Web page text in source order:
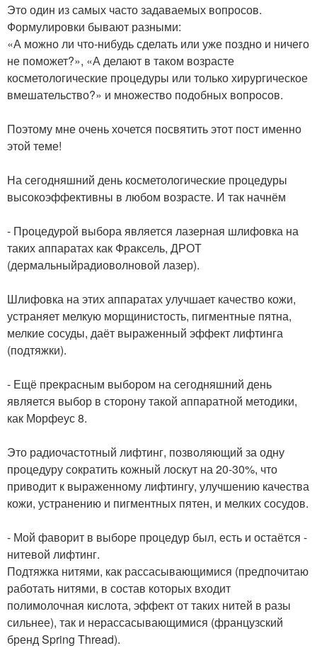
Это один из самых часто задаваемых вопросов.
Формулировки бывают разными:
«А можно ли что-нибудь сделать или уже поздно и ничего
не поможет?», «А делают в таком возрасте
косметологические процедуры или только хирургическое
вмешательство?» и множество подобных вопросов.
Поэтому мне очень хочется посвятить этот пост именно
этой теме!
На сегодняшний день косметологические процедуры
высокоэффективны в любом возрасте. И так начнём
- Процедурой выбора является лазерная шлифовка на
таких аппаратах как Фраксель, ДРОТ
(дермальныйрадиоволновой лазер).
Шлифовка на этих аппаратах улучшает качество кожи,
устраняет мелкую морщинистость, пигментные пятна,
мелкие сосуды, даёт выраженный эффект лифтинга
(подтяжки).
- Ещё прекрасным выбором на сегодняшний день
является выбор в сторону такой аппаратной методики,
как Морфеус 8.
Это радиочастотный лифтинг, позволяющий за одну
процедуру сократить кожный лоскут на 20-30%, что
приводит к выраженному лифтингу, улучшению качества
кожи, устранению и пигментных пятен, и мелких сосудов.
- Мой фаворит в выборе процедур был, есть и остаётся -
нитевой лифтинг.
Подтяжка нитями, как рассасывающимися (предпочитаю
работать нитями, в состав которых входит
полимолочная кислота, эффект от таких нитей в разы
сильнее), так и нерассасывающимися (французский
бренд Spring Thread).